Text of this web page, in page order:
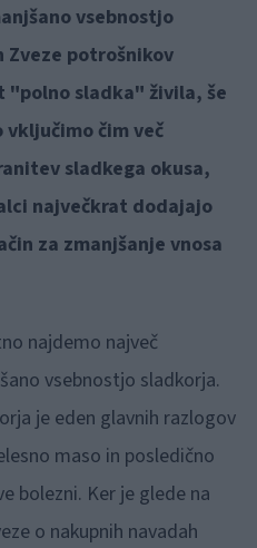
vsebnostjo
Zveze potrošnikov
"polno sladka" živila, še
čim več
sladkega okusa,
največkrat dodajajo
za zmanjšanje vnosa
najdemo največ
vsebnostjo sladkorja.
je eden glavnih razlogov
maso in posledično
bolezni. Ker je glede na
o nakupnih navadah